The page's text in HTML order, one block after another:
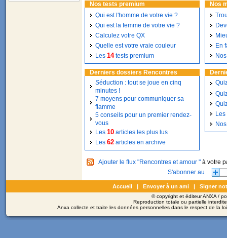
Nos tests premium
Qui est l'homme de votre vie ?
Qui est la femme de votre vie ?
Calculez votre QX
Quelle est votre vraie couleur
Les 14tests premium
Nos
En
Derniers dossiers Rencontres
Séduction : tout se joue en cinq
minutes !
7 moyens pour communiquer sa
flamme
5 conseils pour un premier rendez-
vous
Les 10 articles les plus lus
Les 62 articles en archive
Ajouter le flux "Rencontres et amour " à votre
Accueil | Envoyer à un ami | Signer
© copyright et éditeur ANXA /
Reproduction totale ou partielle
Anxa collecte et traite les données personnelles dans le respect de la